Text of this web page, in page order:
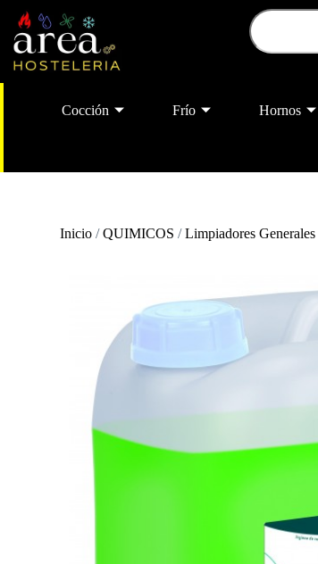
Cocción Frío Hornos
Inicio /QUIMICOS /Limpiadores Generales